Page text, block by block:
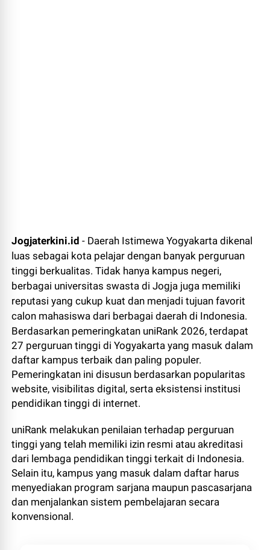
Jogjaterkini.id - Daerah Istimewa Yogyakarta dikenal
luas sebagai kota pelajar dengan banyak perguruan
tinggi berkualitas. Tidak hanya kampus negeri,
berbagai universitas swasta di Jogja juga memiliki
reputasi yang cukup kuat dan menjadi tujuan favorit
calon mahasiswa dari berbagai daerah di Indonesia.
Berdasarkan pemeringkatan uniRank 2026, terdapat
27 perguruan tinggi di Yogyakarta yang masuk dalam
daftar kampus terbaik dan paling populer.
Pemeringkatan ini disusun berdasarkan popularitas
website, visibilitas digital, serta eksistensi institusi
pendidikan tinggi di internet.
uniRank melakukan penilaian terhadap perguruan
tinggi yang telah memiliki izin resmi atau akreditasi
dari lembaga pendidikan tinggi terkait di Indonesia.
Selain itu, kampus yang masuk dalam daftar harus
menyediakan program sarjana maupun pascasarjana
dan menjalankan sistem pembelajaran secara
konvensional.